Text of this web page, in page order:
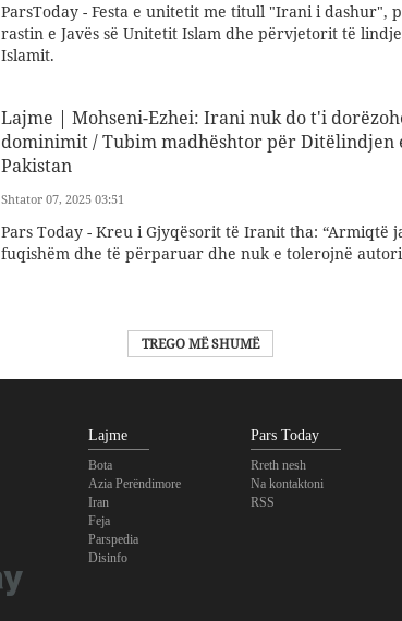
ParsToday - Festa e unitetit me titull "Irani i dashur",
rastin e Javës së Unitetit Islam dhe përvjetorit të
Islamit.
Lajme | Mohseni-Ezhei: Irani nuk do t'i
dominimit / Tubim madhështor për Ditëlindjen
Pakistan
Shtator 07, 2025 03:51
Pars Today - Kreu i Gjyqësorit të Iranit tha: “Armiqtë
fuqishëm dhe të përparuar dhe nuk e tolerojnë
TREGO MË SHUMË
Lajme
Bota
Azia Perëndimore
Iran
Feja
Parspedia
Disinfo
Pars Today
Rreth nesh
Na kontaktoni
RSS